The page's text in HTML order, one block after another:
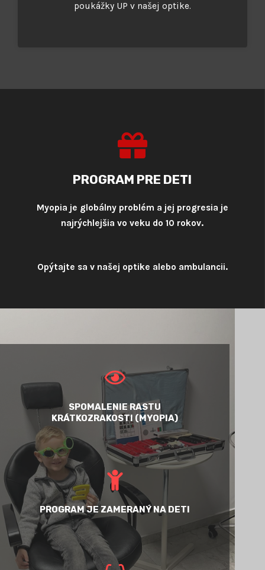
poukážky UP v našej optike.
PROGRAM PRE DETI
Myopia je globálny problém a jej progresia je
najrýchlejšia vo veku do 10 rokov.
Opýtajte sa v našej optike alebo ambulancii.
SPOMALENIE RASTU
KRÁTKOZRAKOSTI (MYOPIA)
PROGRAM JE ZAMERANÝ NA DETI